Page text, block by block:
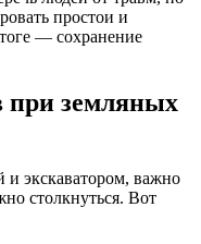
простои и
— сохранение
при земляных
и экскаватором, важно
столкнуться. Вот